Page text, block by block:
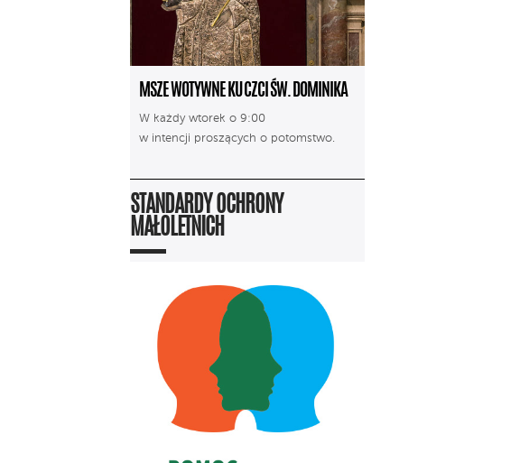
MSZE WOTYWNE KU CZCI ŚW. DOMINIKA
W każdy wtorek o 9:00
w intencji proszących o potomstwo.
STANDARDY OCHRONY
MAŁOLETNICH